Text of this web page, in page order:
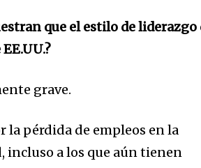
que el estilo de liderazgo
grave.
la pérdida de empleos en la
incluso a los que aún tienen